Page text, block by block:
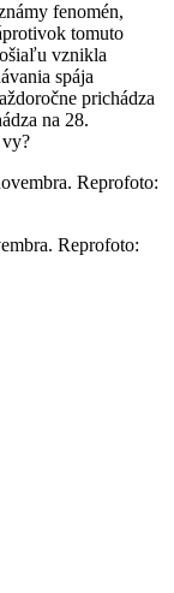
fenomén,
tomuto
vznikla
spája
prichádza
na 28.
Reprofoto: